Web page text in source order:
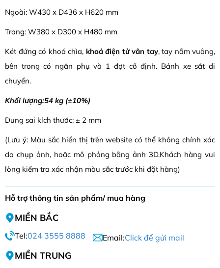
Ngoài: W430 x D436 x H620 mm
Trong: W380 x D300 x H480 mm
Két đứng có khoá chìa, khoá điện tử vân tay, tay nắm vuông,
bên trong có ngăn phụ và 1 đợt cố định. Bánh xe sắt di
chuyển.
Khối lượng:54 kg (±10%)
Dung sai kích thước: ± 2 mm
(Lưu ý: Màu sắc hiển thị trên website có thể không chính xác
do chụp ảnh, hoặc mô phỏng bằng ảnh 3D.Khách hàng vui
lòng kiểm tra xác nhận màu sắc trước khi đặt hàng)
Hỗ trợ thông tin sản phẩm/ mua hàng
MIỀN BẮC
Tel:024 3555 8888 Email:Click để gửi mail
MIỀN TRUNG